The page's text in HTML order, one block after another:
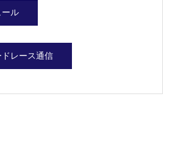
ール
レース通信